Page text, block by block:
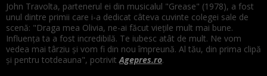
John Travolta, partenerul ei din musicalul "Grease" (1978), a fost
unul dintre primii care i-a dedicat câteva cuvinte colegei sale de
scenă: "Draga mea Olivia, ne-ai făcut vieţile mult mai bune.
Influenţa ta a fost incredibilă. Te iubesc atât de mult. Ne vom
vedea mai târziu şi vom fi din nou împreună. Al tău, din prima clipă
şi pentru totdeauna", potrivitAgepres.ro.